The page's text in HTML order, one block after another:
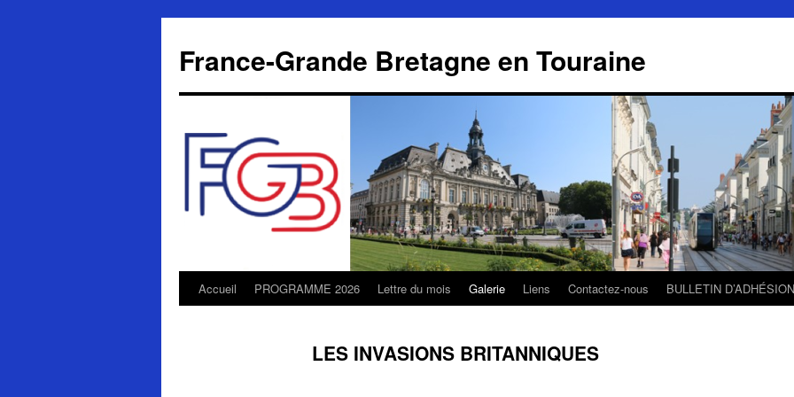
contenu
France-Grande Bretagne en Touraine
Accueil PROGRAMME 2026 Lettre du mois Galerie Liens Contactez-nous BULLETIN D’ADHÉSION
LES INVASIONS BRITANNIQUES